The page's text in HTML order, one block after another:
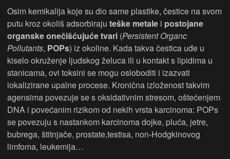
Osim kemikalija koje su dio same plastike, čestice na svom
putu kroz okoliš adsorbiraju teške metale i postojane
organske onečišćujuće tvari (Persistent Organc
Pollutants, POPs) iz okoline. Kada takva čestica uđe u
kiselo okruženje ljudskog želuca ili u kontakt s lipidima u
stanicama, ovi toksini se mogu osloboditi i izazvati
lokalizirane upalne procese. Kronična izloženost takvim
agensima povezuje se s oksidativnim stresom, oštećenjem
DNA i povećanim rizikom od nekih vrsta karcinoma: POPs
se povezuju s nastankom karcinoma dojke, pluća, jetre,
bubrega, štitnjače, prostate,testisa, non-Hodgkinovog
limfoma, leukemija…